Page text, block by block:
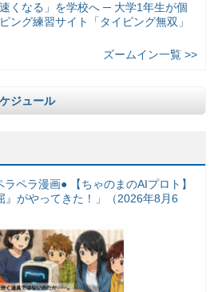
くなる」を学校へ ─ 大学1年生が個
ング練習サイト「タイピング無双」
ズームイン一覧 >>
ジュール
ペラ漫画● 【ちゃのまのAIプロト】
』がやってきた！」（2026年8月6